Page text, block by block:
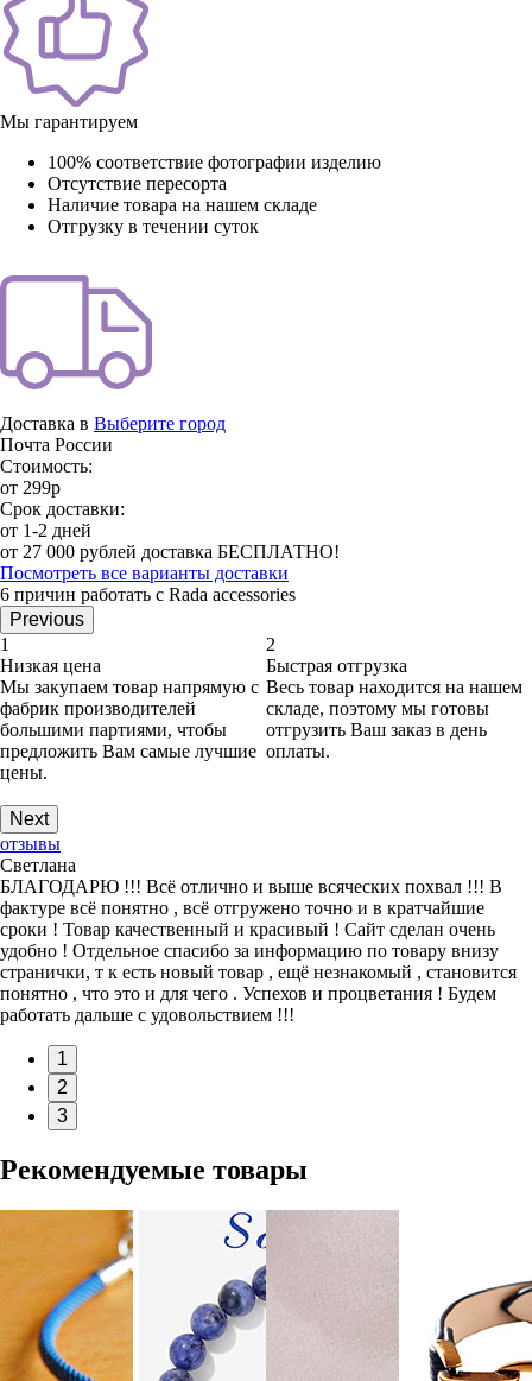
Мы гарантируем
100% соответствие фотографии изделию
Отсутствие пересорта
Наличие товара на нашем складе
Отгрузку в течении суток
Доставка в Выберите город
Почта России
Стоимость:
от 299р
Срок доставки:
от 1-2 дней
от 27 000 рублей доставка БЕСПЛАТНО!
Посмотреть все варианты доставки
6 причин работать с Rada accessories
Previous
1
Низкая цена
Мы закупаем товар напрямую с
фабрик производителей
большими партиями, чтобы
предложить Вам самые лучшие
цены.
2
Быстрая отгрузка
Весь товар находится на нашем
складе, поэтому мы готовы
отгрузить Ваш заказ в день
оплаты.
Next
отзывы
Светлана
БЛАГОДАРЮ !!! Всё отлично и выше всяческих похвал !!! В
фактуре всё понятно , всё отгружено точно и в кратчайшие
сроки ! Товар качественный и красивый ! Сайт сделан очень
удобно ! Отдельное спасибо за информацию по товару внизу
странички, т к есть новый товар , ещё незнакомый , становится
понятно , что это и для чего . Успехов и процветания ! Будем
работать дальше с удовольствием !!!
1
2
3
Рекомендуемые товары